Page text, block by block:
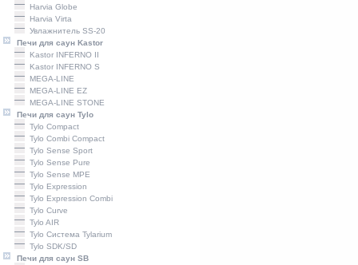
Harvia Globe
Harvia Virta
Увлажнитель SS-20
Печи для саун Kastor
Kastor INFERNO II
Kastor INFERNO S
MEGA-LINE
MEGA-LINE EZ
MEGA-LINE STONE
Печи для саун Tylo
Tylo Compact
Tylo Combi Compact
Tylo Sense Sport
Tylo Sense Pure
Tylo Sense MPE
Tylo Expression
Tylo Expression Combi
Tylo Curve
Tylo AIR
Tylo Система Tylarium
Tylo SDK/SD
Печи для саун SB